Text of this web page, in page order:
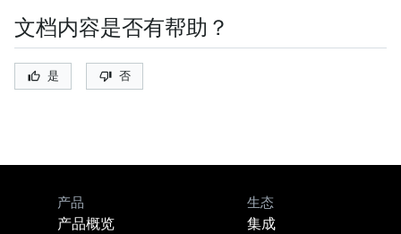
文档内容是否有帮助？
是 否
产品
产品概览
生态
集成